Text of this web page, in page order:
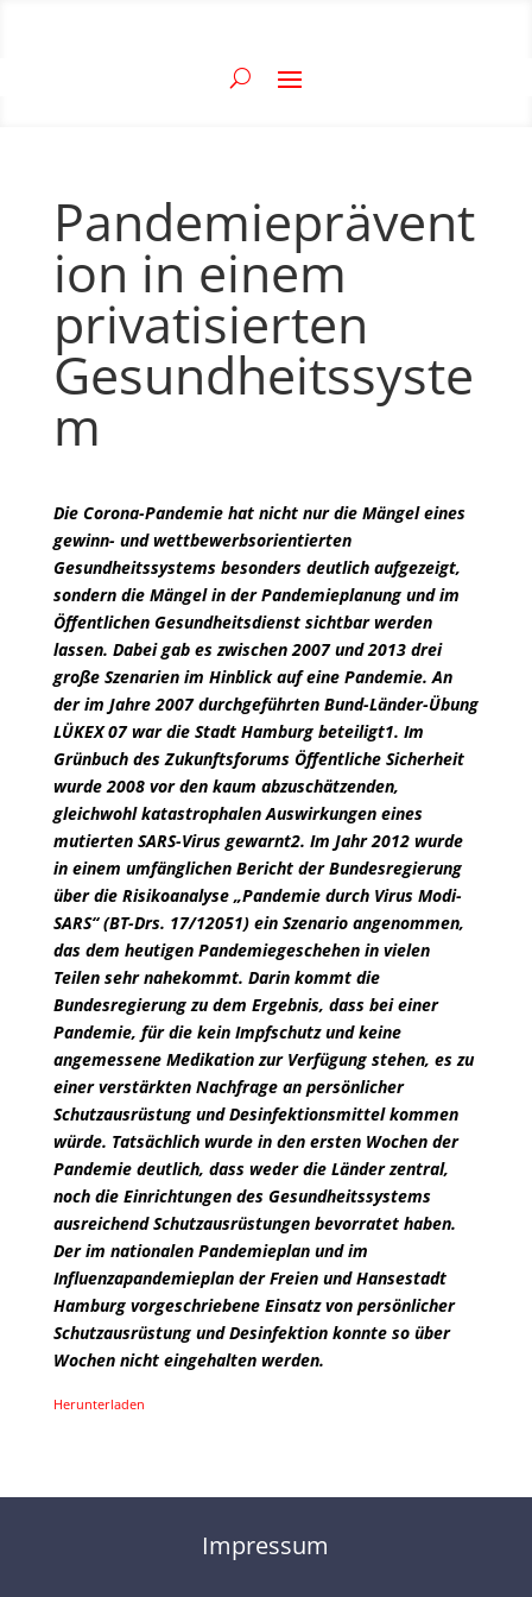
Pandemieprävent
ion in einem
privatisierten
Gesundheitssyste
m
Die Corona-Pandemie hat nicht nur die Mängel eines
gewinn- und wettbewerbsorientierten
Gesundheitssystems besonders deutlich aufgezeigt,
sondern die Mängel in der Pandemieplanung und im
Öffentlichen Gesundheitsdienst sichtbar werden
lassen. Dabei gab es zwischen 2007 und 2013 drei
große Szenarien im Hinblick auf eine Pandemie. An
der im Jahre 2007 durchgeführten Bund-Länder-Übung
LÜKEX 07 war die Stadt Hamburg beteiligt1. Im
Grünbuch des Zukunftsforums Öffentliche Sicherheit
wurde 2008 vor den kaum abzuschätzenden,
gleichwohl katastrophalen Auswirkungen eines
mutierten SARS-Virus gewarnt2. Im Jahr 2012 wurde
in einem umfänglichen Bericht der Bundesregierung
über die Risikoanalyse „Pandemie durch Virus Modi-
SARS“ (BT-Drs. 17/12051) ein Szenario angenommen,
das dem heutigen Pandemiegeschehen in vielen
Teilen sehr nahekommt. Darin kommt die
Bundesregierung zu dem Ergebnis, dass bei einer
Pandemie, für die kein Impfschutz und keine
angemessene Medikation zur Verfügung stehen, es zu
einer verstärkten Nachfrage an persönlicher
Schutzausrüstung und Desinfektionsmittel kommen
würde. Tatsächlich wurde in den ersten Wochen der
Pandemie deutlich, dass weder die Länder zentral,
noch die Einrichtungen des Gesundheitssystems
ausreichend Schutzausrüstungen bevorratet haben.
Der im nationalen Pandemieplan und im
Influenzapandemieplan der Freien und Hansestadt
Hamburg vorgeschriebene Einsatz von persönlicher
Schutzausrüstung und Desinfektion konnte so über
Wochen nicht eingehalten werden.
Herunterladen
Impressum